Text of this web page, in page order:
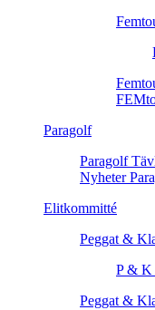
Paragolf
Paragolf
Nyheter
Elitkommitté
Peggat &
P & K
Peggat &